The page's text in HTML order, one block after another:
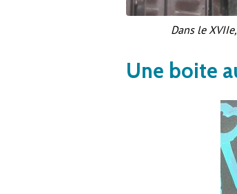
Dans le
Une boite